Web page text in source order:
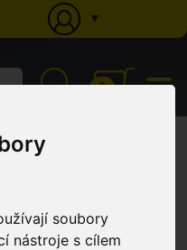
soubory
nástroje s cílem
▼
0
Trap -